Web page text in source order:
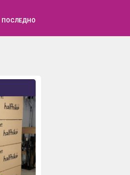
ПОСЛЕДНО